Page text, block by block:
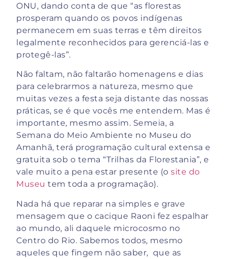
ONU, dando conta de que “as florestas
prosperam quando os povos indígenas
permanecem em suas terras e têm direitos
legalmente reconhecidos para gerenciá-las e
protegê-las”.
Não faltam, não faltarão homenagens e dias
para celebrarmos a natureza, mesmo que
muitas vezes a festa seja distante das nossas
práticas, se é que vocês me entendem. Mas é
importante, mesmo assim. Semeia, a
Semana do Meio Ambiente no Museu do
Amanhã, terá programação cultural extensa e
gratuita sob o tema “Trilhas da Florestania”, e
vale muito a pena estar presente (o site do
Museu tem toda a programação).
Nada há que reparar na simples e grave
mensagem que o cacique Raoni fez espalhar
ao mundo, ali daquele microcosmo no
Centro do Rio. Sabemos todos, mesmo
aqueles que fingem não saber, que as